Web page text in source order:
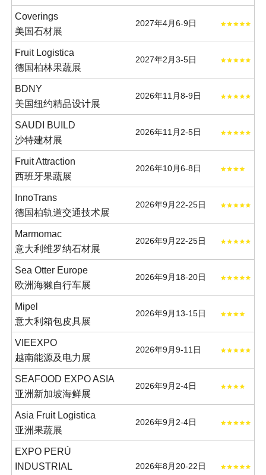
Coverings
美国石材展
2027年4月6-9日
Fruit Logistica
德国柏林果蔬展
2027年2月3-5日
BDNY
美国纽约精品设计展
2026年11月8-9日
SAUDI BUILD
沙特建材展
2026年11月2-5日
Fruit Attraction
西班牙果蔬展
2026年10月6-8日
InnoTrans
德国柏轨道交通技术展
2026年9月22-25日
Marmomac
意大利维罗纳石材展
2026年9月22-25日
Sea Otter Europe
欧洲海獭自行车展
2026年9月18-20日
Mipel
意大利箱包皮具展
2026年9月13-15日
VIEEXPO
越南能源及电力展
2026年9月9-11日
SEAFOOD EXPO ASIA
亚洲新加坡海鲜展
2026年9月2-4日
Asia Fruit Logistica
亚洲果蔬展
2026年9月2-4日
EXPO PERÚ
INDUSTRIAL
2026年8月20-22日